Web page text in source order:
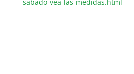
sabado-vea-las-medidas.html